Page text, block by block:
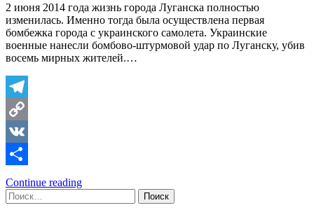
2 июня 2014 года жизнь города Луганска полностью
изменилась. Именно тогда была осуществлена первая
бомбежка города с украинского самолета. Украинские
военные нанесли бомбово-штурмовой удар по Луганску, убив
восемь мирных жителей.…
Telegram
Copy
Link
VK
Отправить
Continue reading
Найти: